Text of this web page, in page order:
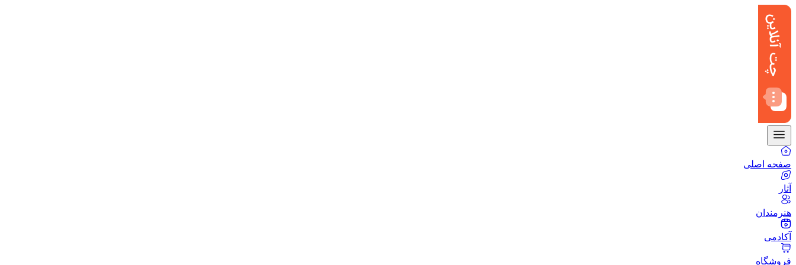
صفحه اصلی
آثار
هنرمندان
آکادمی
فروشگاه